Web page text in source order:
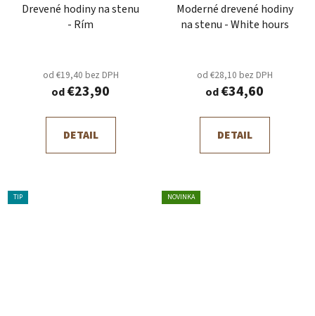
Drevené hodiny na stenu
- Rím
od €19,40 bez DPH
od€23,90
DETAIL
Moderné drevené hodiny
na stenu - White hours
od €28,10 bez DPH
od€34,60
DETAIL
TIP NOVINKA